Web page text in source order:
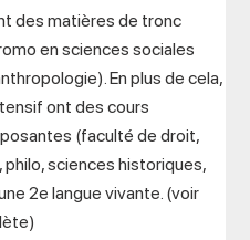
des matières de tronc
en sciences sociales
En plus de cela,
ont des cours
(faculté de droit,
sciences historiques,
2e langue vivante. (voir